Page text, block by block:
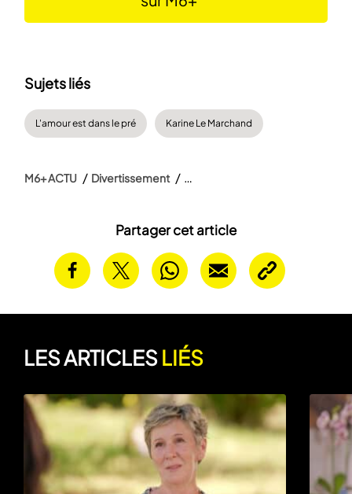
Partager cet article
Sujets liés
L'amour est dans le pré Karine Le Marchand
M6+ ACTU Divertissement
LES ARTICLESLIÉS